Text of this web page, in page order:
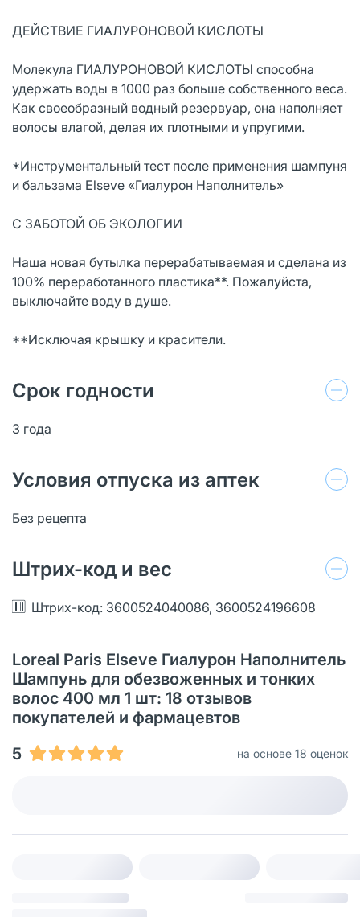
ДЕЙСТВИЕ ГИАЛУРОНОВОЙ КИСЛОТЫ
Молекула ГИАЛУРОНОВОЙ КИСЛОТЫ способна
удержать воды в 1000 раз больше собственного веса.
Как своеобразный водный резервуар, она наполняет
волосы влагой, делая их плотными и упругими.
*Инструментальный тест после применения шампуня
и бальзама Elseve «Гиалурон Наполнитель»
С ЗАБОТОЙ ОБ ЭКОЛОГИИ
Наша новая бутылка перерабатываемая и сделана из
100% переработанного пластика**. Пожалуйста,
выключайте воду в душе.
**Исключая крышку и красители.
Срок годности
3 года
Условия отпуска из аптек
Без рецепта
Штрих-код и вес
Штрих-код: 3600524040086, 3600524196608
Loreal Paris Elseve Гиалурон Наполнитель
Шампунь для обезвоженных и тонких
волос 400 мл 1 шт: 18 отзывов
покупателей и фармацевтов
5
на основе 18 оценок